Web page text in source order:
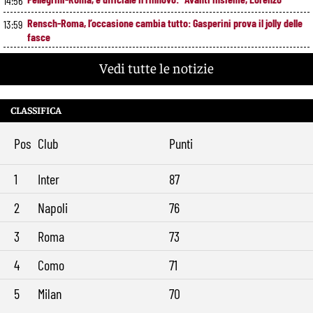
13:59 Rensch-Roma, l’occasione cambia tutto: Gasperini prova il jolly delle
fasce
Kumbulla lascia la Roma: ufficiale il prestito al Rayo Vallecano
11:49
10:41 Rowe chiude alla Roma: “Sono concentrato sul Bologna”. Poi esalta
9:32
Mercato Roma, Gasperini aspetta ancora il suo trequartista: Nusa
sfuma, ora Fofana e Gittens
Vedi tutte le notizie
CLASSIFICA
Pos Club Punti
1 Inter
87
2
Napoli
76
3
Roma
73
4
Como
71
5
Milan 70